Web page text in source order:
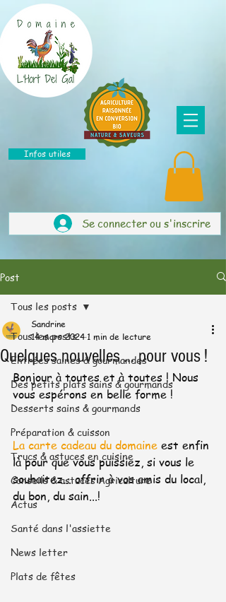
Infos utiles
Se connecter ou s'inscrire
Post
Tous les posts
Entrées saines & gourmandes
Des petits plats sains & gourmands
Desserts sains & gourmands
Préparation & cuisson
Trucs & astuces en cuisine
Conseils & astuces Agriculture
Actus
Santé dans l'assiette
News letter
Plats de fêtes
Tous les posts
Quelques nouvelles ... pour vous !
Sandrine
14 mars 2024 1 min de lecture
Bonjour à toutes et à toutes ! Nous
vous espérons en belle forme !
La carte cadeau du domaine est enfin
là pour que vous puissiez, si vous le
souhaitez... offrir à vos amis du local,
du bon, du sain...!